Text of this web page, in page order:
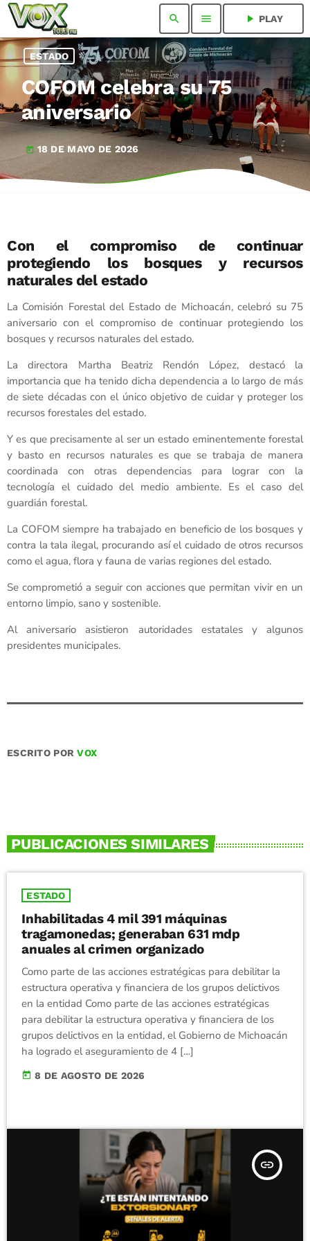
search menu play_arrow PLAY
ESTADO
COFOM celebra su 75
aniversario
today 18 DE MAYO DE 2026
Con el compromiso de continuar
protegiendo los bosques y recursos
naturales del estado
La Comisión Forestal del Estado de Michoacán, celebró su 75
aniversario con el compromiso de continuar protegiendo los
bosques y recursos naturales del estado.
La directora Martha Beatriz Rendón López, destacó la
importancia que ha tenido dicha dependencia a lo largo de más
de siete décadas con el único objetivo de cuidar y proteger los
recursos forestales del estado.
Y es que precisamente al ser un estado eminentemente forestal
y basto en recursos naturales es que se trabaja de manera
coordinada con otras dependencias para lograr con la
tecnología el cuidado del medio ambiente. Es el caso del
guardián forestal.
La COFOM siempre ha trabajado en beneficio de los bosques y
contra la tala ilegal, procurando así el cuidado de otros recursos
como el agua, flora y fauna de varias regiones del estado.
Se comprometió a seguir con acciones que permitan vivir en un
entorno limpio, sano y sostenible.
Al aniversario asistieron autoridades estatales y algunos
presidentes municipales.
ESCRITO PORVOX
PUBLICACIONES SIMILARES
ESTADO
Inhabilitadas 4 mil 391 máquinas
tragamonedas; generaban 631 mdp
anuales al crimen organizado
Como parte de las acciones estratégicas para debilitar la
estructura operativa y financiera de los grupos delictivos
en la entidad Como parte de las acciones estratégicas
para debilitar la estructura operativa y financiera de los
grupos delictivos en la entidad, el Gobierno de Michoacán
ha logrado el aseguramiento de 4 […]
today 8 DE AGOSTO DE 2026
insert_link